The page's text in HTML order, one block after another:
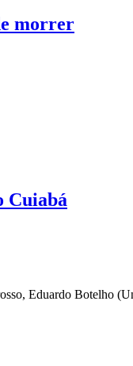
morrer
Cuiabá
Eduardo Botelho